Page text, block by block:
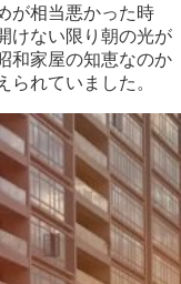
が相当悪かった時
けない限り朝の光が
和家屋の知恵なのか
れていました。